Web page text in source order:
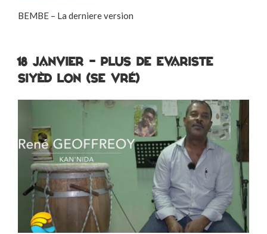
BEMBE – La derniere version
18 janvier – plus de EVARISTE
SIYÈD LON (SE VRÉ)